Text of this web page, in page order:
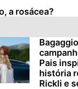
a rosácea?
Pais
história
Rickli e